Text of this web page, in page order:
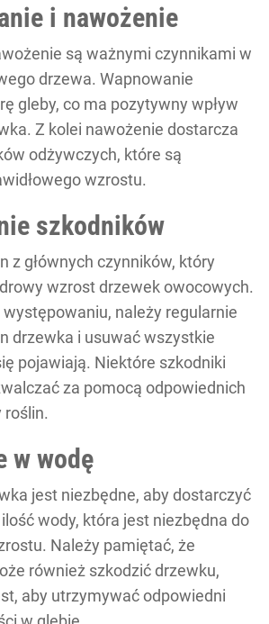
i nawożenie
są ważnymi czynnikami w
drzewa. Wapnowanie
gleby, co ma pozytywny wpływ
Z kolei nawożenie dostarcza
odżywczych, które są
wzrostu.
szkodników
z głównych czynników, który
wzrost drzewek owocowych.
należy regularnie
drzewka i usuwać wszystkie
pojawiają. Niektóre szkodniki
za pomocą odpowiednich
roślin.
w wodę
jest niezbędne, aby dostarczyć
wody, która jest niezbędna do
Należy pamiętać, że
również szkodzić drzewku,
aby utrzymywać odpowiedni